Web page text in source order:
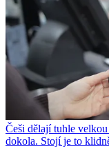
Češi dělají tuhle
dokola. Stojí je to